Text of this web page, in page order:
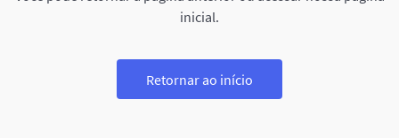
inicial.
Retornar ao início